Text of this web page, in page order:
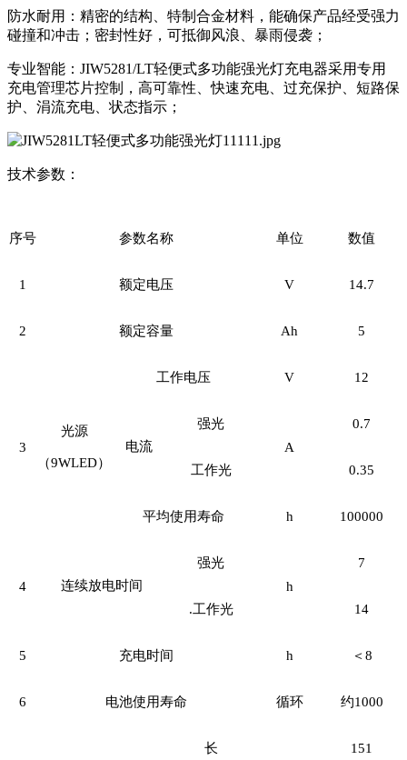
防水耐用：精密的结构、特制合金材料，能确保产品经受强力
碰撞和冲击；密封性好，可抵御风浪、暴雨侵袭；
专业智能： JIW5281/LT轻便式多功能强光灯充电器采用专用
充电管理芯片控制，高可靠性、快速充电、过充保护、短路保
护、涓流充电、状态指示；
技术参数：
序号 参数名称 单位 数值
1 额定电压 V 14.7
2 额定容量 Ah 5
3
光源
（9WLED）
工作电压 V 12
电流
强光
A
0.7
工作光 0.35
平均使用寿命 h 100000
4 连续放电时间
强光
h
7
.工作光 14
5 充电时间 h ＜8
6 电池使用寿命 循环 约1000
长 151